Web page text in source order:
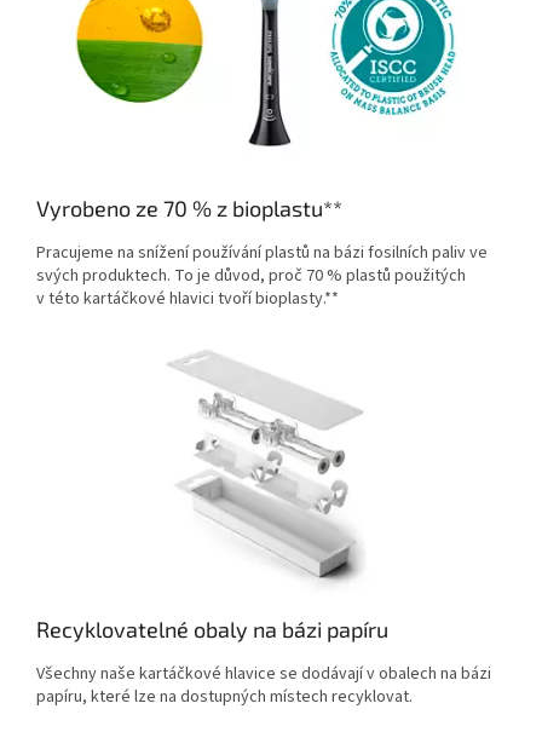
Vyrobeno ze 70 % z bioplastu**
Pracujeme na snížení používání plastů na bázi fosilních paliv ve
svých produktech. To je důvod, proč 70 % plastů použitých
v této kartáčkové hlavici tvoří bioplasty.**
Recyklovatelné obaly na bázi papíru
Všechny naše kartáčkové hlavice se dodávají v obalech na bázi
papíru, které lze na dostupných místech recyklovat.